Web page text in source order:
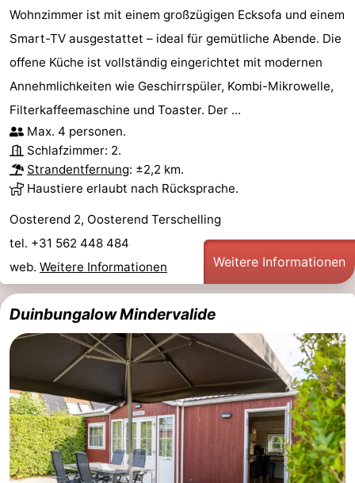
Adressen
Region
Friesland
-
Leeuwarden
Watteninseln
-
Schiermonnikoog
-
Ameland
-
Vlieland
-
Texel
Wetter
Kontakt
Wohnzimmer ist mit einem großzügigen Ecksofa und einem
Smart-TV ausgestattet – ideal für gemütliche Abende. Die
offene Küche ist vollständig eingerichtet mit modernen
Annehmlichkeiten wie Geschirrspüler, Kombi-Mikrowelle,
Filterkaffeemaschine und Toaster. Der ...
Max. 4 personen.
Schlafzimmer: 2.
Strandentfernung: ±2,2 km.
Haustiere erlaubt nach Rücksprache.
Oosterend 2, Oosterend Terschelling
tel. +31 562 448 484
web. Weitere Informationen Weitere Informationen
Duinbungalow Mindervalide